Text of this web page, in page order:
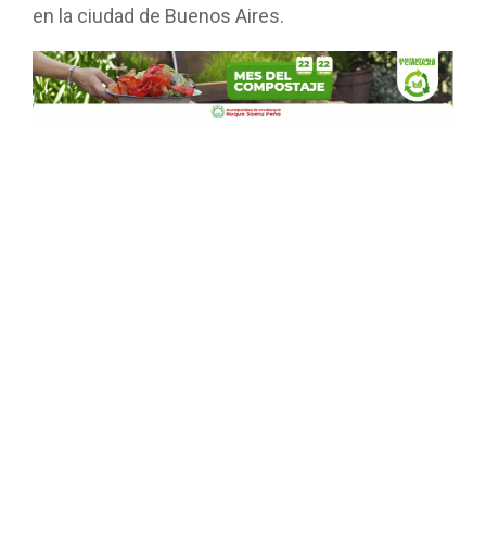
en la ciudad de Buenos Aires.